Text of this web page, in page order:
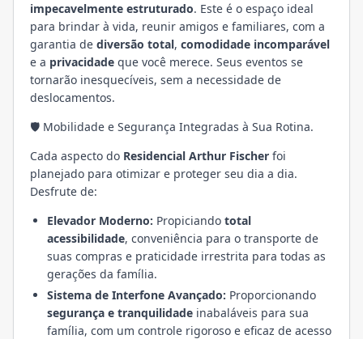
impecavelmente estruturado. Este é o espaço ideal
para brindar à vida, reunir amigos e familiares, com a
garantia de diversão total, comodidade incomparável
e a privacidade que você merece. Seus eventos se
tornarão inesquecíveis, sem a necessidade de
deslocamentos.
🛡️ Mobilidade e Segurança Integradas à Sua Rotina.
Cada aspecto do Residencial Arthur Fischer foi
planejado para otimizar e proteger seu dia a dia.
Desfrute de:
Elevador Moderno: Propiciando total
acessibilidade, conveniência para o transporte de
suas compras e praticidade irrestrita para todas as
gerações da família.
Sistema de Interfone Avançado: Proporcionando
segurança e tranquilidade inabaláveis para sua
família, com um controle rigoroso e eficaz de acesso